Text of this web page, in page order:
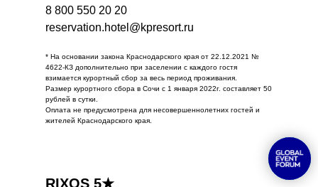
* На основании закона Краснодарского края от 22.12.2021 №
4622-КЗ дополнительно при заселении с каждого гостя
взимается курортный сбор за весь период проживания.
Размер курортного сбора в Сочи с 1 января 2022г. составляет 50
рублей в сутки.
Оплата не предусмотрена для несовершеннолетних гостей и
жителей Краснодарского края.
8 800 550 20 20
reservation.hotel@kpresort.ru
RIXOS 5★